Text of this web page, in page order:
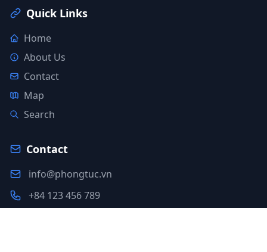
Quick Links
Home
About Us
Contact
Map
Search
Contact
info@phongtuc.vn
+84 123 456 789